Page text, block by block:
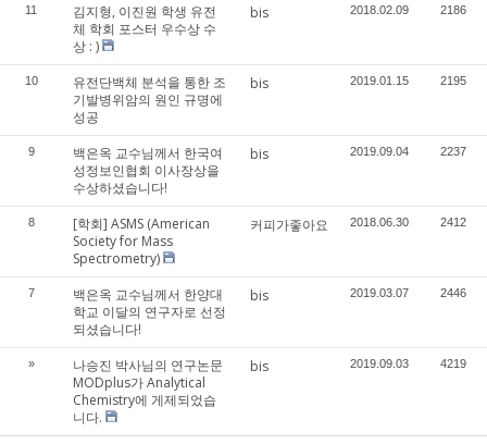
11
김지형, 이진원 학생 유전
체 학회 포스터 우수상 수
상 : )
bis 2018.02.09 2186
10
유전단백체 분석을 통한 조
기발병위암의 원인 규명에
성공
bis 2019.01.15 2195
9
백은옥 교수님께서 한국여
성정보인협회 이사장상을
수상하셨습니다!
bis 2019.09.04 2237
8
[학회] ASMS (American
Society for Mass
Spectrometry)
커피가좋아요 2018.06.30 2412
7
백은옥 교수님께서 한양대
학교 이달의 연구자로 선정
되셨습니다!
bis 2019.03.07 2446
»
나승진 박사님의 연구논문
MODplus가 Analytical
Chemistry에 게제되었습
니다.
bis 2019.09.03 4219